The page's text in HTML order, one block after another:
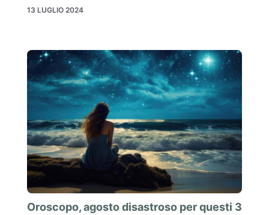
13 LUGLIO 2024
Oroscopo, agosto disastroso per questi 3